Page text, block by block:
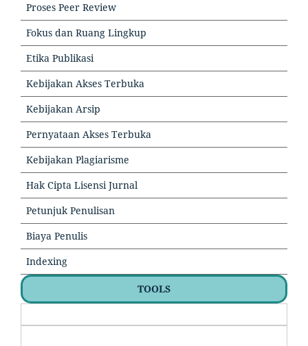
Proses Peer Review
Fokus dan Ruang Lingkup
Etika Publikasi
Kebijakan Akses Terbuka
Kebijakan Arsip
Pernyataan Akses Terbuka
Kebijakan Plagiarisme
Hak Cipta Lisensi Jurnal
Petunjuk Penulisan
Biaya Penulis
Indexing
TOOLS